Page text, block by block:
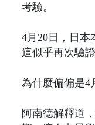
考驗。
4月20日，日本
這似乎再次驗
為什麼偏偏是4
阿南德解釋道